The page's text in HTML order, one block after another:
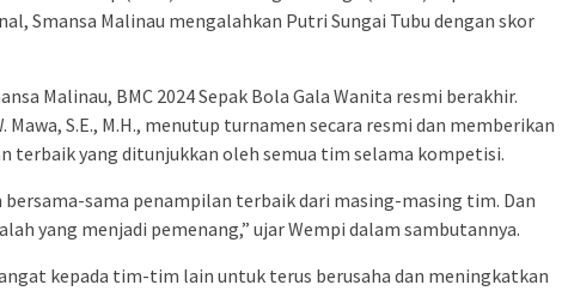
Smansa Malinau mengalahkan Putri Sungai Tubu dengan skor
Malinau, BMC 2024 Sepak Bola Gala Wanita resmi berakhir.
Mawa, S.E., M.H., menutup turnamen secara resmi dan memberikan
terbaik yang ditunjukkan oleh semua tim selama kompetisi.
bersama-sama penampilan terbaik dari masing-masing tim. Dan
yang menjadi pemenang,” ujar Wempi dalam sambutannya.
kepada tim-tim lain untuk terus berusaha dan meningkatkan